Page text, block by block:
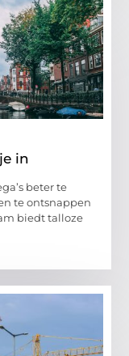
in
beter te
te ontsnappen
biedt talloze